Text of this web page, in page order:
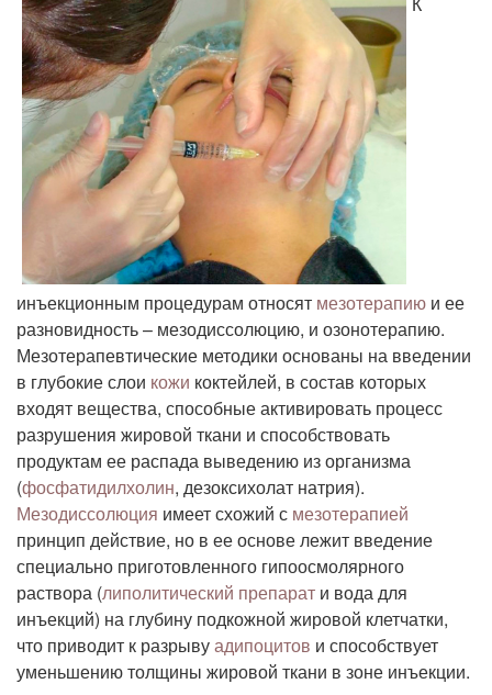
инъекционным процедурам относят мезотерапию и ее
разновидность – мезодиссолюцию, и озонотерапию.
Мезотерапевтические методики основаны на введении
в глубокие слои кожи коктейлей, в состав которых
входят вещества, способные активировать процесс
разрушения жировой ткани и способствовать
продуктам ее распада выведению из организма
(фосфатидилхолин, дезоксихолат натрия).
Мезодиссолюция имеет схожий с мезотерапией
принцип действие, но в ее основе лежит введение
специально приготовленного гипоосмолярного
раствора (липолитический препарат и вода для
инъекций) на глубину подкожной жировой клетчатки,
что приводит к разрывуадипоцитов и способствует
уменьшению толщины жировой ткани в зоне инъекции.